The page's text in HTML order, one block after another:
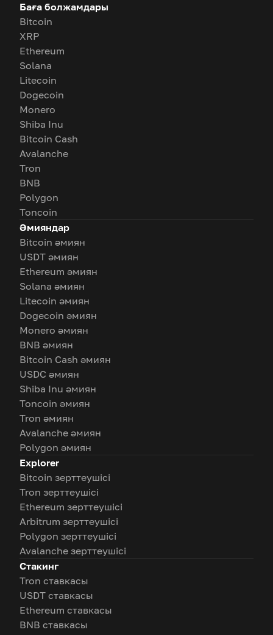
Баға болжамдары
Bitcoin
XRP
Ethereum
Solana
Litecoin
Dogecoin
Monero
Shiba Inu
Bitcoin Cash
Avalanche
Tron
BNB
Polygon
Toncoin
Әмияндар
Bitcoin әмиян
USDT әмиян
Ethereum әмиян
Solana әмиян
Litecoin әмиян
Dogecoin әмиян
Monero әмиян
BNB әмиян
Bitcoin Cash әмиян
USDC әмиян
Shiba Inu әмиян
Toncoin әмиян
Tron әмиян
Avalanche әмиян
Polygon әмиян
Explorer
Bitcoin зерттеушісі
Tron зерттеушісі
Ethereum зерттеушісі
Arbitrum зерттеушісі
Polygon зерттеушісі
Avalanche зерттеушісі
Стакинг
Tron ставкасы
USDT ставкасы
Ethereum ставкасы
BNB ставкасы